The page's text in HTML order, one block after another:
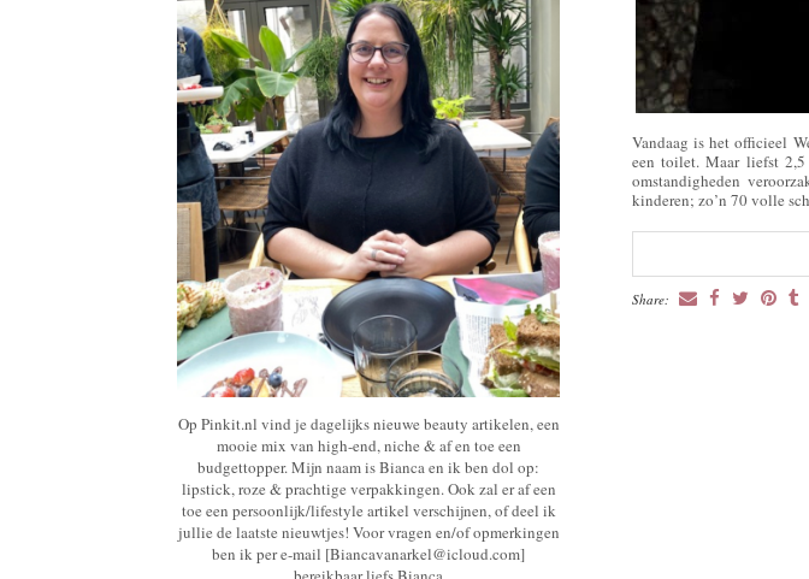
Vandaag is het officieel
een toilet. Maar liefst 2,5
omstandigheden
kinderen; zo’n 70 volle
Share:
Op Pinkit.nl vind je dagelijks nieuwe beauty artikelen, een
mooie mix van high-end, niche & af en toe een
budgettopper. Mijn naam is Bianca en ik ben dol op:
lipstick, roze & prachtige verpakkingen. Ook zal er af een
toe een persoonlijk/lifestyle artikel verschijnen, of deel ik
jullie de laatste nieuwtjes! Voor vragen en/of opmerkingen
ben ik per e-mail [Biancavanarkel@icloud.com]